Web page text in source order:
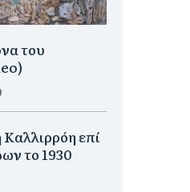
του
επί
το 1930